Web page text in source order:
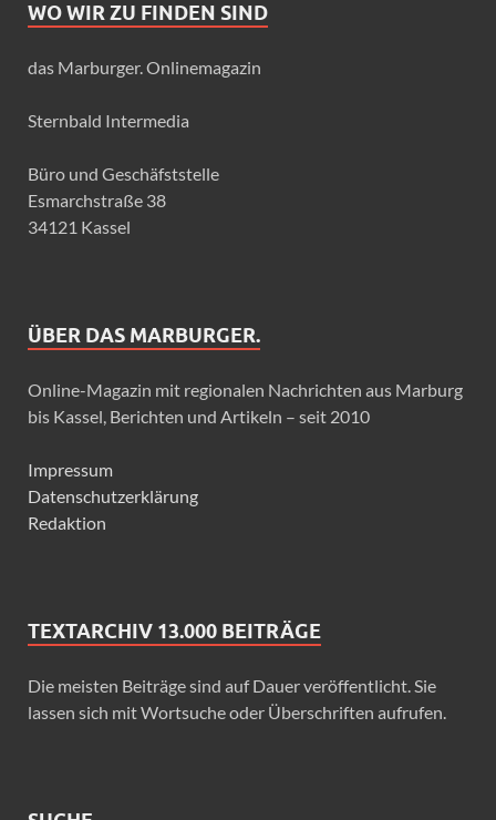
WO WIR ZU FINDEN SIND
das Marburger. Onlinemagazin
Sternbald Intermedia
Büro und Geschäfststelle
Esmarchstraße 38
34121 Kassel
ÜBER DAS MARBURGER.
Online-Magazin mit regionalen Nachrichten aus Marburg
bis Kassel, Berichten und Artikeln – seit 2010
Impressum
Datenschutzerklärung
Redaktion
TEXTARCHIV 13.000 BEITRÄGE
Die meisten Beiträge sind auf Dauer veröffentlicht. Sie
lassen sich mit Wortsuche oder Überschriften aufrufen.